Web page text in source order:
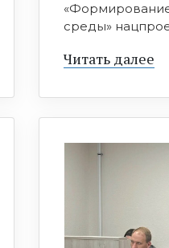
среды»
Читать далее